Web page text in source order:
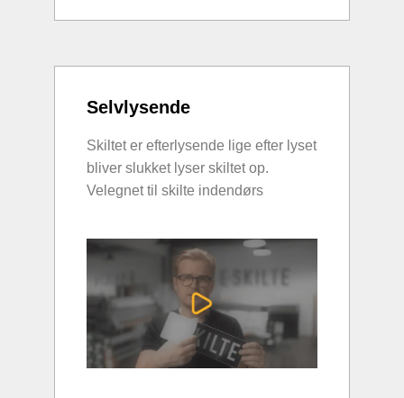
Selvlysende
Skiltet er efterlysende lige efter lyset
bliver slukket lyser skiltet op.
Velegnet til skilte indendørs